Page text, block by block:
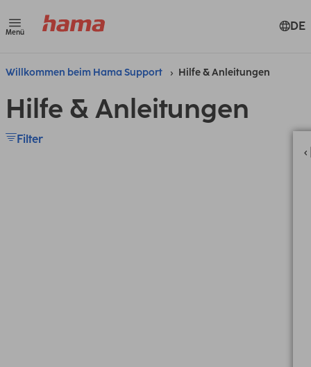
Menü DE
Willkommen beim Hama Support Hilfe & Anleitungen
Hilfe & Anleitungen
Filter